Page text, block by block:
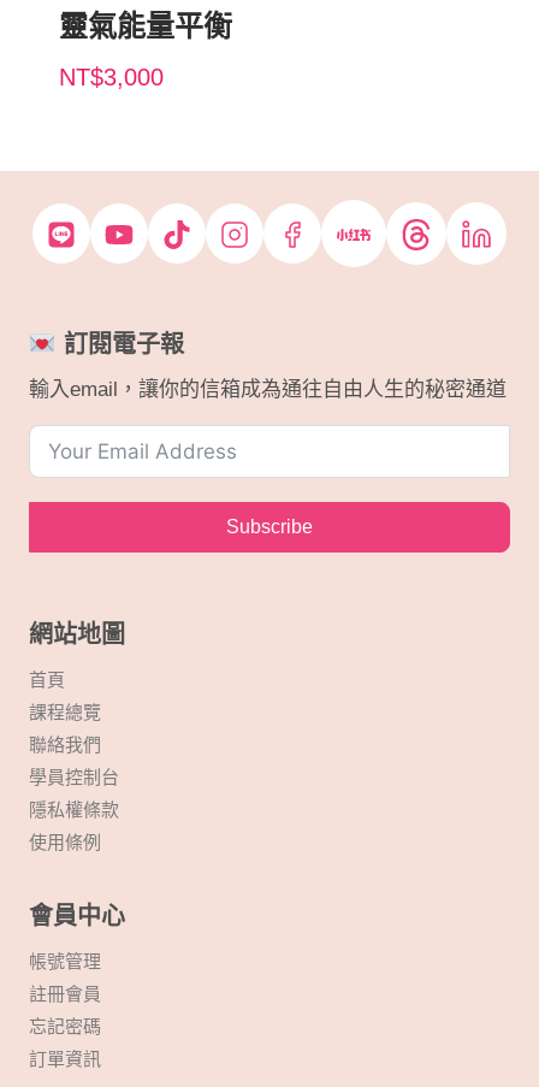
靈氣能量平衡
NT$3,000
訂閱電子報
輸入email，讓你的信箱成為通往自由人生的秘密通道
Subscribe
網站地圖
首頁
課程總覽
聯絡我們
學員控制台
隱私權條款
使用條例
會員中心
帳號管理
註冊會員
忘記密碼
訂單資訊